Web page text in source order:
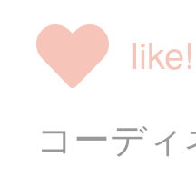
like!
コーディ